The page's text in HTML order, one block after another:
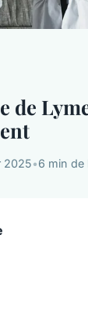
de
2025•6 min de